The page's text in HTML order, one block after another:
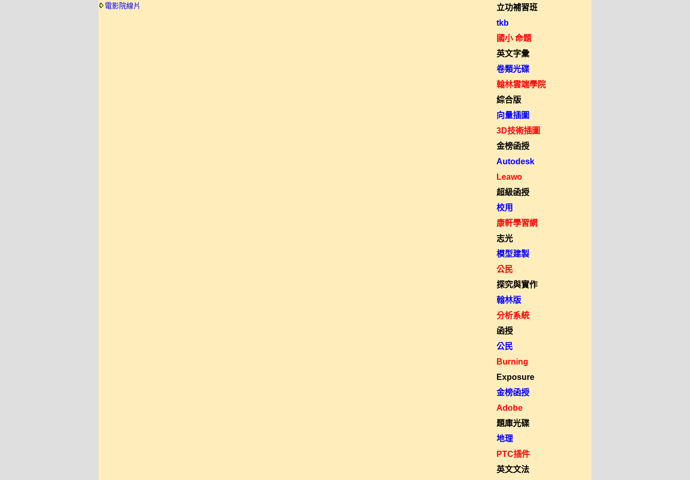
電影院線片
立功補習班
tkb
國小 命題
英文字彙
卷類光碟
翰林雲端學院
綜合版
向量插圖
3D技術插圖
金榜函授
Autodesk
Leawo
超級函授
校用
康軒學習網
志光
模型建製
公民
探究與實作
翰林版
分析系統
函授
公民
Burning
Exposure
金榜函授
Adobe
題庫光碟
地理
PTC插件
英文文法